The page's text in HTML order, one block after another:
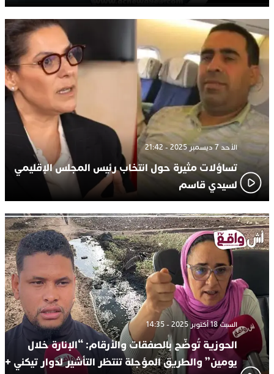
الأحد 7 ديسمبر 2025 - 21:42
تساؤلات مثيرة حول انتخاب رئيس المجلس الإقليمي
لسيدي قاسم
السبت 18 أكتوبر 2025 - 14:35
الحوزية تُوضّح بالصفقات والأرقام: “الإنارة خلال
يومين” والطريق المؤجلة تنتظر التأشير لدوار تيكني +